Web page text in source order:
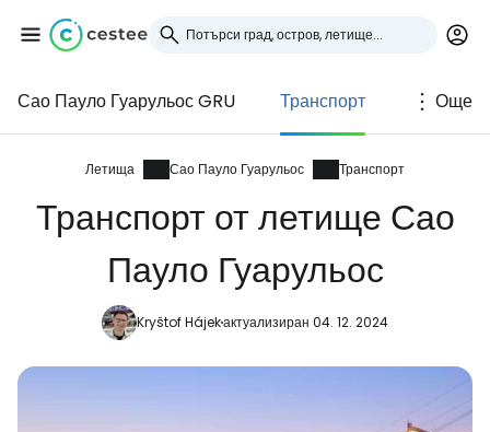
Сао Пауло Гуарульос GRU Транспорт Още
Летища Сао Пауло Гуарульос Транспорт
Транспорт от летище Сао
Пауло Гуарульос
Kryštof Hájekактуализиран 04. 12. 2024
Влезте в Cestee
... световната общност на туристите
Продължете с Google
Продължете с Facebook